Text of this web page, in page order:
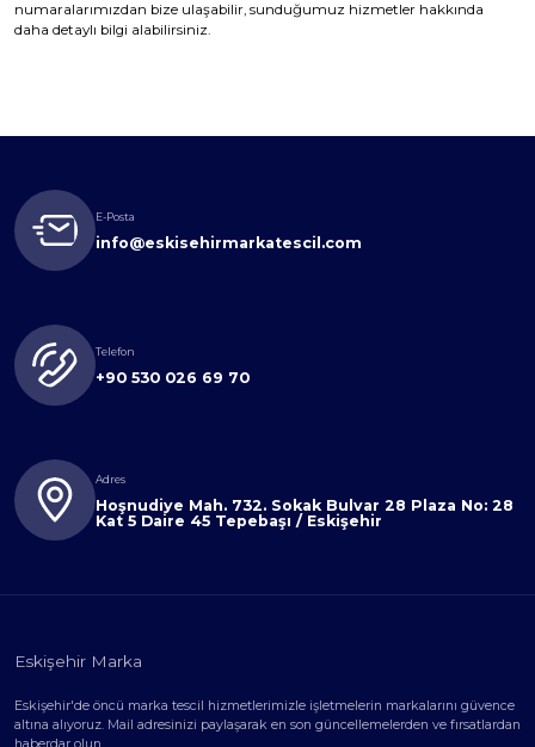
numaralarımızdan bize ulaşabilir, sunduğumuz hizmetler hakkında
daha detaylı bilgi alabilirsiniz.
E-Posta
info@eskisehirmarkatescil.com
Telefon
+90 530 026 69 70
Adres
Hoşnudiye Mah. 732. Sokak Bulvar 28 Plaza No: 28
Kat 5 Daire 45 Tepebaşı / Eskişehir
Eskişehir Marka
Eskişehir'de öncü marka tescil hizmetlerimizle işletmelerin markalarını güvence
altına alıyoruz. Mail adresinizi paylaşarak en son güncellemelerden ve fırsatlardan